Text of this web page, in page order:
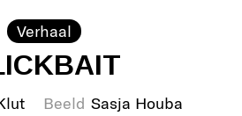
Verhaal
Beeld Sasja Houba